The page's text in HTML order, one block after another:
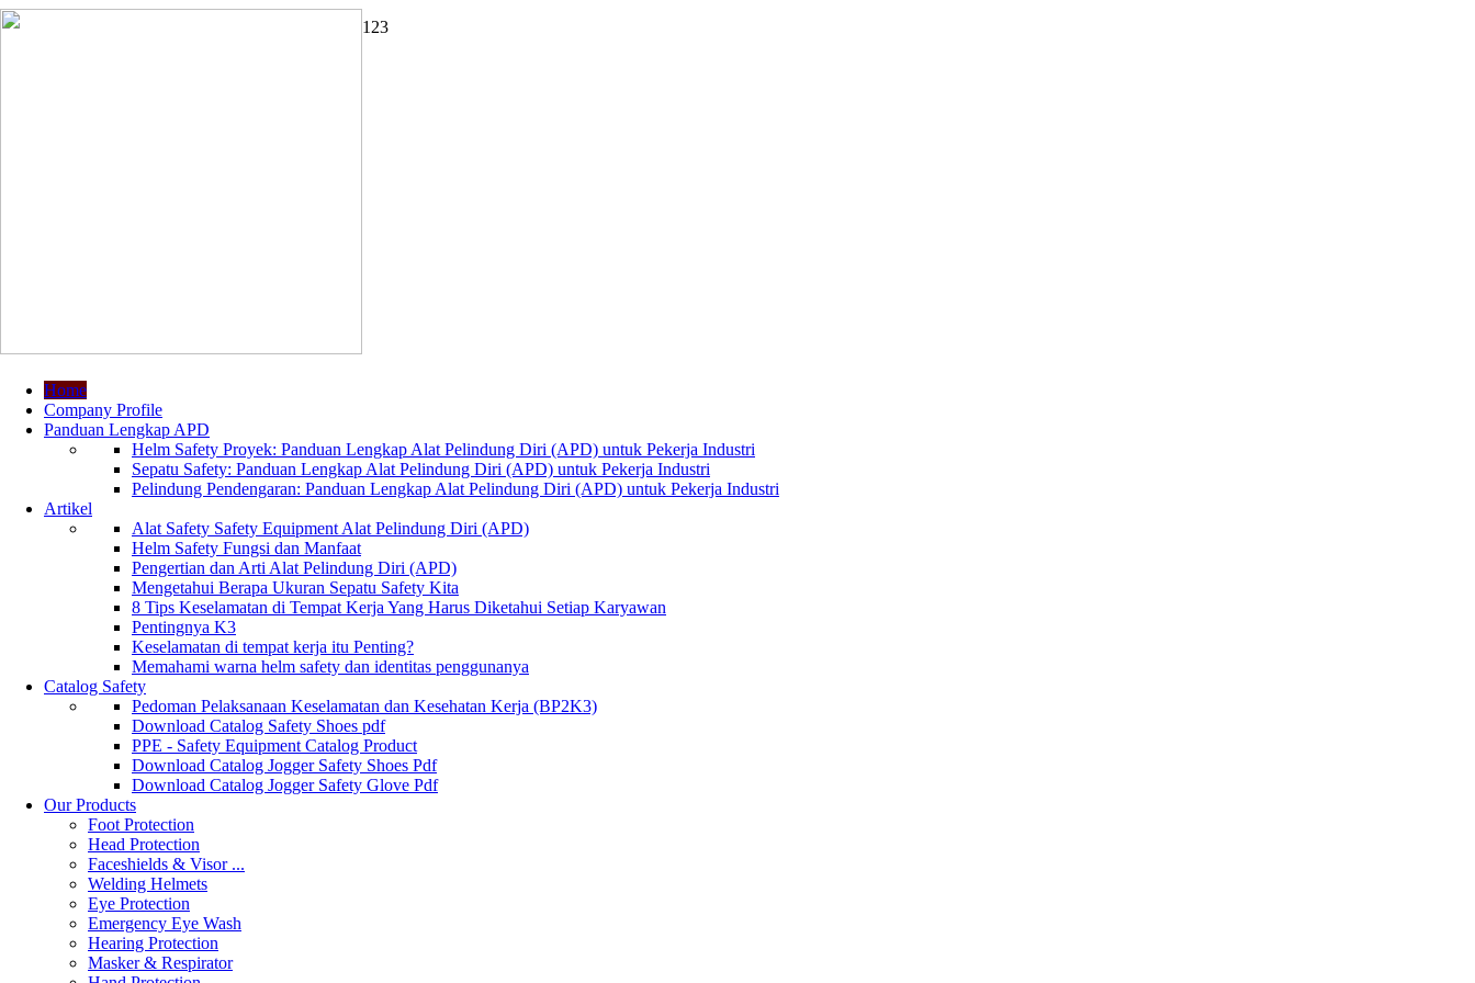
1 23
Home
Company Profile
Panduan Lengkap APD
Helm Safety Proyek: Panduan Lengkap Alat Pelindung Diri (APD) untuk Pekerja Industri
Sepatu Safety: Panduan Lengkap Alat Pelindung Diri (APD) untuk Pekerja Industri
Pelindung Pendengaran: Panduan Lengkap Alat Pelindung Diri (APD) untuk Pekerja Industri
Artikel
Alat Safety Safety Equipment Alat Pelindung Diri (APD)
Helm Safety Fungsi dan Manfaat
Pengertian dan Arti Alat Pelindung Diri (APD)
Mengetahui Berapa Ukuran Sepatu Safety Kita
8 Tips Keselamatan di Tempat Kerja Yang Harus Diketahui Setiap Karyawan
Pentingnya K3
Keselamatan di tempat kerja itu Penting?
Memahami warna helm safety dan identitas penggunanya
Catalog Safety
Pedoman Pelaksanaan Keselamatan dan Kesehatan Kerja (BP2K3)
Download Catalog Safety Shoes pdf
PPE - Safety Equipment Catalog Product
Download Catalog Jogger Safety Shoes Pdf
Download Catalog Jogger Safety Glove Pdf
Our Products
Foot Protection
Head Protection
Faceshields & Visor ...
Welding Helmets
Eye Protection
Emergency Eye Wash
Hearing Protection
Masker & Respirator